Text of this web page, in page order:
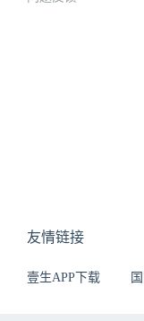
友情链接
壹生APP下载